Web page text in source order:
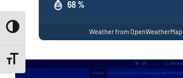
Toggle High Contrast
Toggle Font size
68 %
Weather from OpenWeatherMap